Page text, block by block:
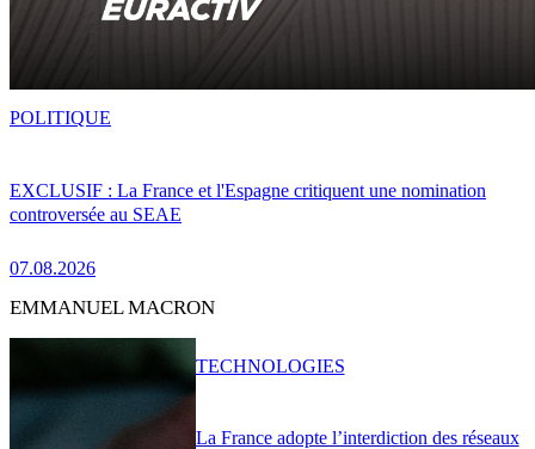
EXCLUSIF : La France et l'Espagne critiquent une nomination
controversée au SEAE
07.08.2026
POLITIQUE
EMMANUEL MACRON
La France adopte l’interdiction des réseaux
TECHNOLOGIES